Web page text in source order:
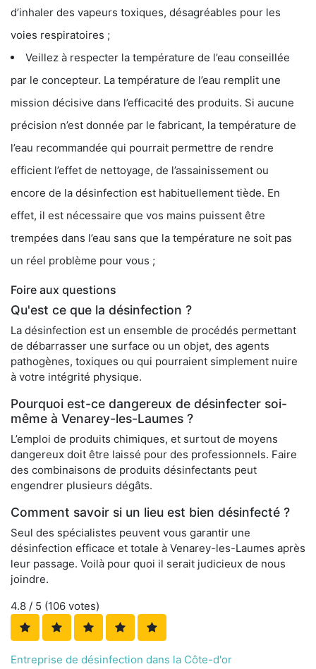
d’inhaler des vapeurs toxiques, désagréables pour les
voies respiratoires ;
Veillez à respecter la température de l’eau conseillée
par le concepteur. La température de l’eau remplit une
mission décisive dans l’efficacité des produits. Si aucune
précision n’est donnée par le fabricant, la température de
l’eau recommandée qui pourrait permettre de rendre
efficient l’effet de nettoyage, de l’assainissement ou
encore de la désinfection est habituellement tiède. En
effet, il est nécessaire que vos mains puissent être
trempées dans l’eau sans que la température ne soit pas
un réel problème pour vous ;
Foire aux questions
Qu'est ce que la désinfection ?
La désinfection est un ensemble de procédés permettant
de débarrasser une surface ou un objet, des agents
pathogènes, toxiques ou qui pourraient simplement nuire
à votre intégrité physique.
Pourquoi est-ce dangereux de désinfecter soi-
même à Venarey-les-Laumes ?
L’emploi de produits chimiques, et surtout de moyens
dangereux doit être laissé pour des professionnels. Faire
des combinaisons de produits désinfectants peut
engendrer plusieurs dégâts.
Comment savoir si un lieu est bien désinfecté ?
Seul des spécialistes peuvent vous garantir une
désinfection efficace et totale à Venarey-les-Laumes après
leur passage. Voilà pour quoi il serait judicieux de nous
joindre.
4.8 / 5 (106 votes)
Entreprise de désinfection dans la Côte-d'or